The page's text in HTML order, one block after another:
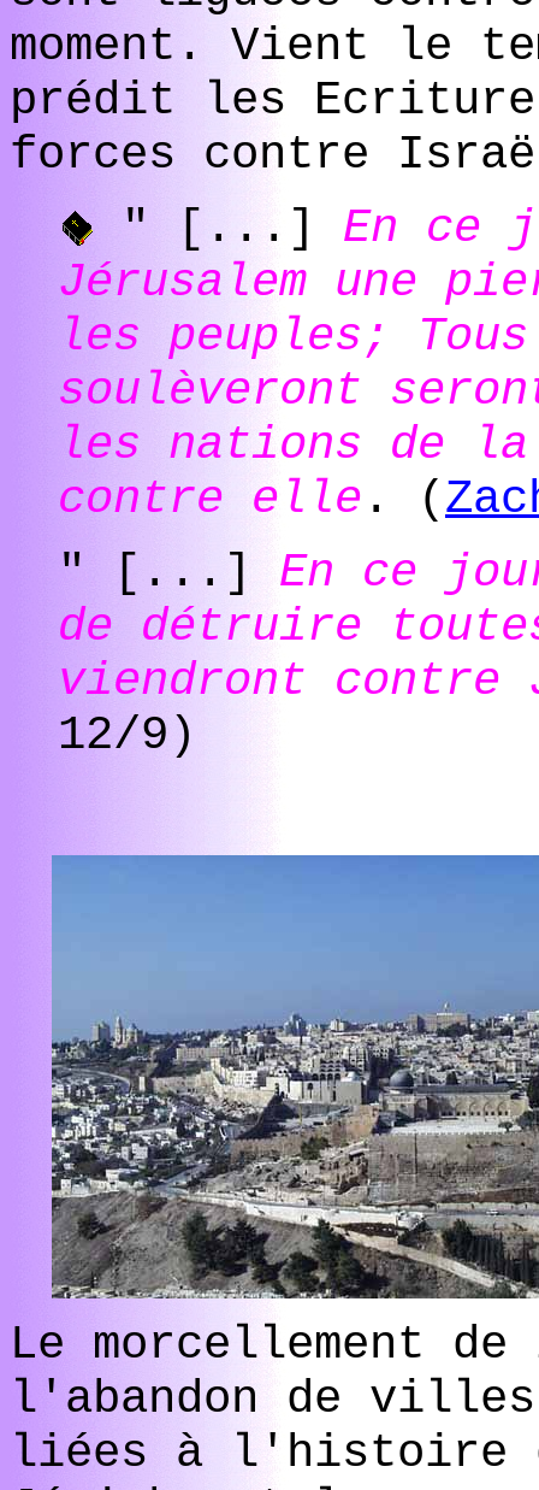
moment. Vient le
prédit les
forces contre
" [...]
En ce
Jérusalem une
les peuples;
soulèveront
les nations de
contre elle . (
" [...] En ce
de détruire
viendront contre
12/9)
Le morcellement
l'abandon de
liées à l'histoire